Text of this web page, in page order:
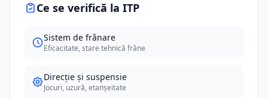
Ce se verifică la ITP
Sistem de frânare
Eficacitate, stare tehnică frâne
Direcție și suspensie
Jocuri, uzură, etanșeitate